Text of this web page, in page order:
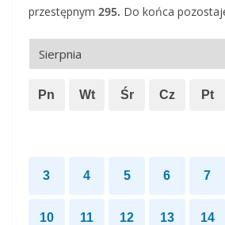
przestępnym 295. Do końca
Pn Wt Śr Cz Pt
3 4 5 6 7
10 11 12 13 14